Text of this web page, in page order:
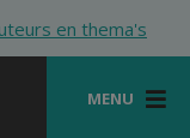
en thema's
MENU